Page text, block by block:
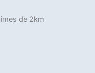
de 2km